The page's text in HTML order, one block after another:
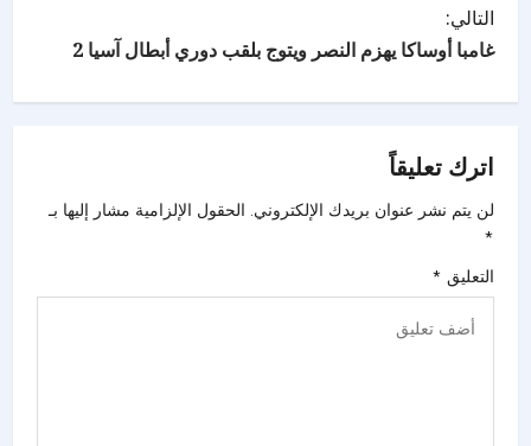
التالي:
غامبا أوساكا يهزم النصر ويتوج بلقب دوري أبطال آسيا 2
اترك تعليقاً
لن يتم نشر عنوان بريدك الإلكتروني. الحقول الإلزامية مشار إليها بـ
*
التعليق *